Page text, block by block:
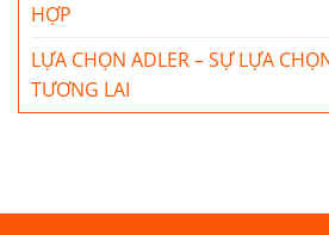
HỢP
LỰA CHỌN ADLER – SỰ LỰA
TƯƠNG LAI